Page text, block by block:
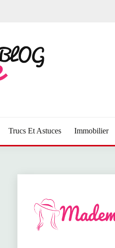
Trucs Et Astuces Immobilier